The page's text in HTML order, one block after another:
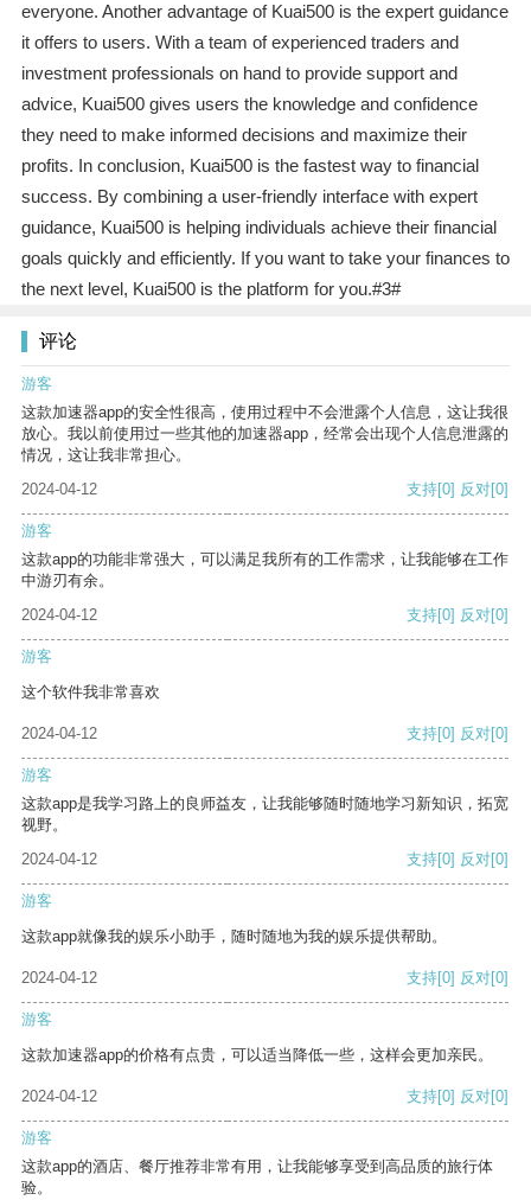
everyone. Another advantage of Kuai500 is the expert guidance
it offers to users. With a team of experienced traders and
investment professionals on hand to provide support and
advice, Kuai500 gives users the knowledge and confidence
they need to make informed decisions and maximize their
profits. In conclusion, Kuai500 is the fastest way to financial
success. By combining a user-friendly interface with expert
guidance, Kuai500 is helping individuals achieve their financial
goals quickly and efficiently. If you want to take your finances to
the next level, Kuai500 is the platform for you.#3#
评论
游客
这款加速器app的安全性很高，使用过程中不会泄露个人信息，这让我很
放心。我以前使用过一些其他的加速器app，经常会出现个人信息泄露的
情况，这让我非常担心。
2024-04-12
支持[0] 反对[0]
游客
这款app的功能非常强大，可以满足我所有的工作需求，让我能够在工作
中游刃有余。
2024-04-12
支持[0] 反对[0]
游客
这个软件我非常喜欢
2024-04-12 支持[0] 反对[0]
游客
这款app是我学习路上的良师益友，让我能够随时随地学习新知识，拓宽
视野。
2024-04-12
支持[0] 反对[0]
游客
这款app就像我的娱乐小助手，随时随地为我的娱乐提供帮助。
2024-04-12 支持[0] 反对[0]
游客
这款加速器app的价格有点贵，可以适当降低一些，这样会更加亲民。
2024-04-12 支持[0] 反对[0]
游客
这款app的酒店、餐厅推荐非常有用，让我能够享受到高品质的旅行体
验。